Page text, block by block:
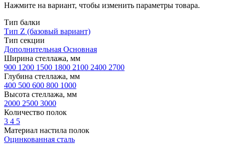
Нажмите на вариант, чтобы изменить параметры товара.
Тип балки
Тип Z (базовый вариант)
Тип секции
Дополнительная Основная
Ширина стеллажа, мм
900 1200 1500 1800 2100 2400 2700
Глубина стеллажа, мм
400 500 600 800 1000
Высота стеллажа, мм
2000 2500 3000
Количество полок
3 4 5
Материал настила полок
Оцинкованная сталь